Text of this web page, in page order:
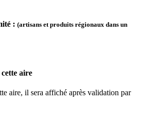
: (artisans et produits régionaux dans un
aire
aire, il sera affiché après validation par